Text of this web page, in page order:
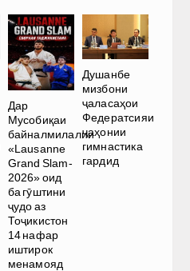
Дар
Мусобиқаи
байналмилалии
«Lausanne
Grand Slam-
2026» оид
ба гӯштини
ҷудо аз
Тоҷикистон
14 нафар
иштирок
менамояд
Душанбе
мизбони
ҷаласаҳои
Федератсияи
ҷаҳонии
гимнастика
гардид